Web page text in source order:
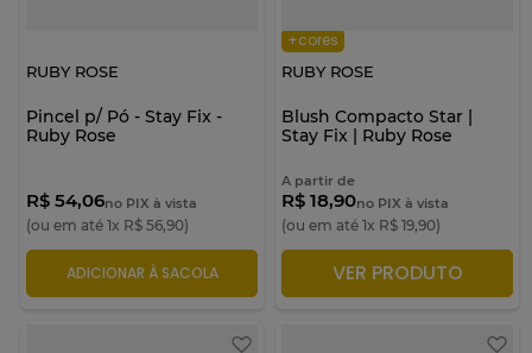
RUBY ROSE
Pincel p/ Pó - Stay Fix -
Ruby Rose
R$ 54,06no PIX à vista
(ou em até 1x R$ 56,90)
ADICIONAR À SACOLA
+cores
RUBY ROSE
Blush Compacto Star |
Stay Fix | Ruby Rose
A partir de
R$ 18,90no PIX à vista
(ou em até 1x R$ 19,90)
ADICIONAR À SACOLA
VER PRODUTO